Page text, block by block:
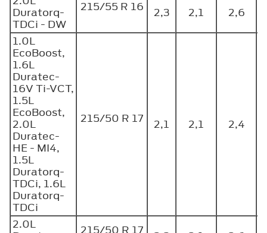
Duratorq-
TDCi - DW
215/55 R 16 2,3 2,1
2,6
1.0L
EcoBoost,
1.6L
Duratec-
16V Ti-VCT,
1.5L
EcoBoost,
2.0L
Duratec-
HE - MI4,
1.5L
Duratorq-
TDCi, 1.6L
Duratorq-
TDCi
215/50 R 17 2,1 2,1 2,4
2.0L
215/50 R 17